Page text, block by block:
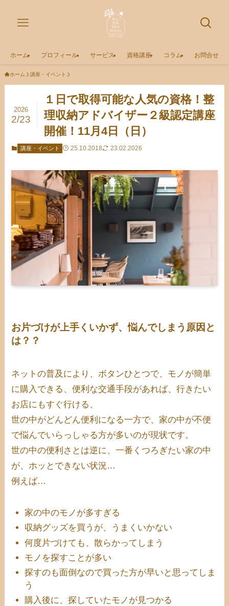
ホーム プロフィール サービス 資格講座 コラム お問合せ
ホーム 講座・イベント
１日で取得可能な人気の資格！整
理収納アドバイザー２級認定講座
開催！11月4日（日）
2026
2/23
講座・イベント 25.10.2018 23.02.2026
お片づけが上手くいかず、悩んでしまう原因と
は？？
ネットの普及により、ボタンひとつで、モノが簡単
に購入できる、便利な交通手段があれば、行きたい
お店にもすぐ行ける、
世の中がどんどん便利になる一方で、家の中が不便
で悩んでいらっしゃる方が多いのが現状です。
世の中の便利さとは逆に、一番くつろぎたい家の中
が、ホッとできない状況…
例えば…
家の中のモノが多すぎる
収納グッズを買うが、うまくいかない
何度片づけても、散らかってしまう
モノを探すことが多い
探すのも面倒なので買った方が早いと思ってしま
う
購入後に、探していたモノが見つかる